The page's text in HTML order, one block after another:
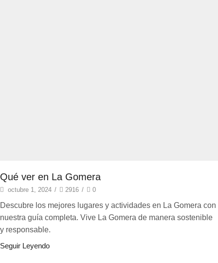
Qué ver en La Gomera
octubre 1, 2024 / 2916 / 0
Descubre los mejores lugares y actividades en La Gomera con
nuestra guía completa. Vive La Gomera de manera sostenible
y responsable.
Seguir Leyendo